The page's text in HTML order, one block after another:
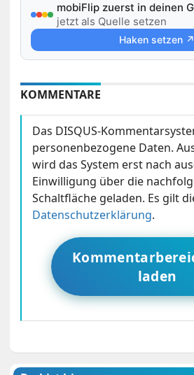
mobiFlip zuerst in deinen
jetzt als Quelle setzen
Haken setzen ↗
KOMMENTARE
Das DISQUS-
personenbezogene Daten.
wird das System erst nach
Einwilligung über die
Schaltfläche geladen. Es gilt
Datenschutzerklärung.
laden